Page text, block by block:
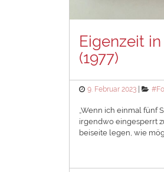
Eigenzeit
(1977)
Posted
9. Februar 2023
„Wenn ich einmal fünf
irgendwo eingesperrt
beiseite legen, wie